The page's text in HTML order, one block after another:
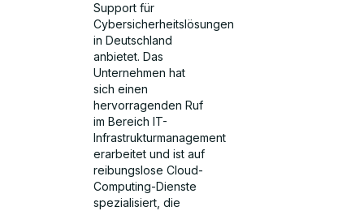
Support für
Cybersicherheitslösungen
in Deutschland
anbietet. Das
Unternehmen hat
sich einen
hervorragenden Ruf
im Bereich IT-
Infrastrukturmanagement
erarbeitet und ist auf
reibungslose Cloud-
Computing-Dienste
spezialisiert, die